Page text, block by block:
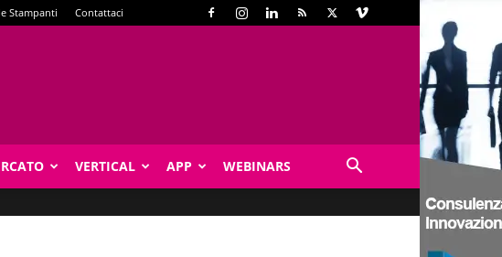
Stampanti Contattaci
VERTICAL APP WEBINARS